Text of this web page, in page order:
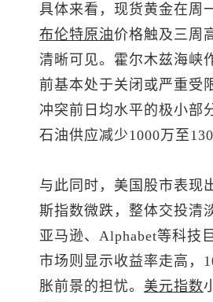
具体来看， 现货黄金在周
布伦特原油价格触及三周
清晰可见。霍尔木兹海峡
前基本处于关闭或严重受
冲突前日均水平的极小部
石油供应减少1000万至
与此同时，美国股市表现
斯指数微跌，整体交投清
亚马逊、Alphabet等科技
市场则显示收益率走高，
胀前景的担忧。 美元指数